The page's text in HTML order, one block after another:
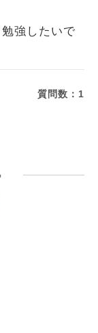
強したいで
質問数： 1